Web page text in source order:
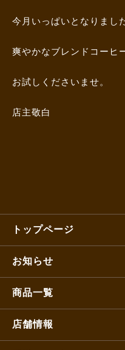
今月いっぱいとなりまし
爽やかなブレンドコーヒ
お試しくださいませ。
店主敬白
トップページ
お知らせ
商品一覧
店舗情報